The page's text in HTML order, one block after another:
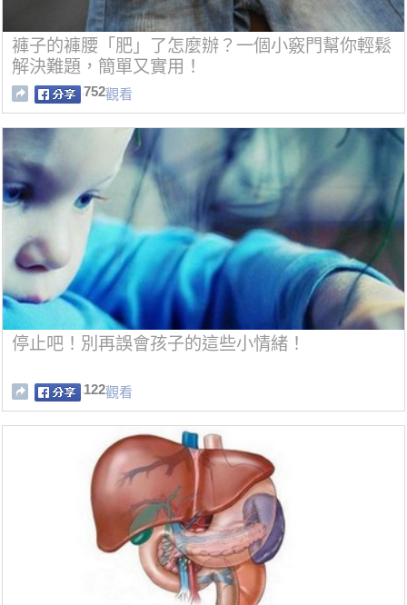
褲子的褲腰「肥」了怎麼辦？一個小竅門幫你輕鬆
解決難題，簡單又實用！
752觀看
停止吧！別再誤會孩子的這些小情緒！
122觀看